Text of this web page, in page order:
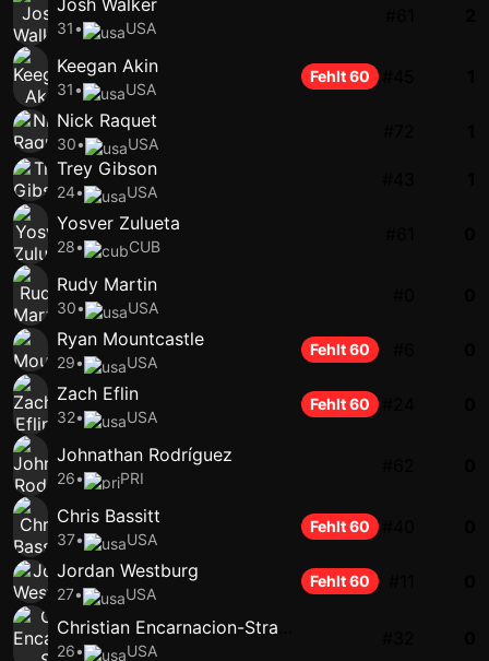
Josh Walker
31• USA
Keegan Akin
31• USA
Fehlt 60
Nick Raquet
30• USA
Trey Gibson
24• USA
Yosver Zulueta
28• CUB
Rudy Martin
30• USA
Ryan Mountcastle
29• USA
Fehlt 60
Zach Eflin
32• USA
Fehlt 60
Johnathan Rodríguez
26• PRI
Chris Bassitt
37• USA
Fehlt 60
Jordan Westburg
27• USA
Fehlt 60
26• USA